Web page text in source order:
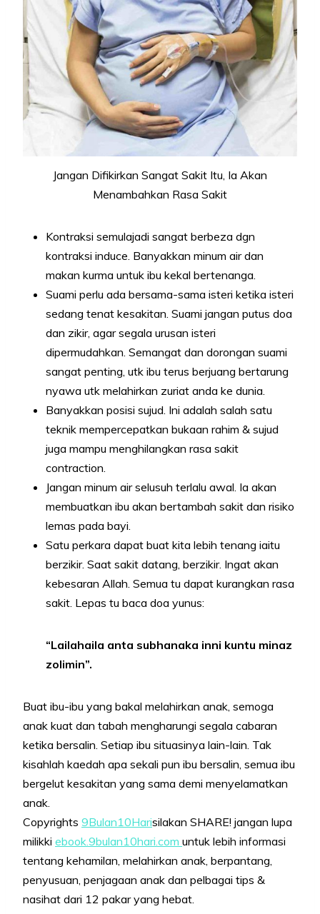
Jangan Difikirkan Sangat Sakit Itu, Ia Akan
Menambahkan Rasa Sakit
Kontraksi semulajadi sangat berbeza dgn
kontraksi induce. Banyakkan minum air dan
makan kurma untuk ibu kekal bertenanga.
Suami perlu ada bersama-sama isteri ketika isteri
sedang tenat kesakitan. Suami jangan putus doa
dan zikir, agar segala urusan isteri
dipermudahkan. Semangat dan dorongan suami
sangat penting, utk ibu terus berjuang bertarung
nyawa utk melahirkan zuriat anda ke dunia.
Banyakkan posisi sujud. Ini adalah salah satu
teknik mempercepatkan bukaan rahim & sujud
juga mampu menghilangkan rasa sakit
contraction.
Jangan minum air selusuh terlalu awal. Ia akan
membuatkan ibu akan bertambah sakit dan risiko
lemas pada bayi.
Satu perkara dapat buat kita lebih tenang iaitu
berzikir. Saat sakit datang, berzikir. Ingat akan
kebesaran Allah. Semua tu dapat kurangkan rasa
sakit. Lepas tu baca doa yunus:
“Lailahaila anta subhanaka inni kuntu minaz
zolimin”.
Buat ibu-ibu yang bakal melahirkan anak, semoga
anak kuat dan tabah mengharungi segala cabaran
ketika bersalin. Setiap ibu situasinya lain-lain. Tak
kisahlah kaedah apa sekali pun ibu bersalin, semua ibu
bergelut kesakitan yang sama demi menyelamatkan
anak.
Copyrights 9Bulan10Harisilakan SHARE! jangan lupa
milikki ebook.9bulan10hari.com untuk lebih informasi
tentang kehamilan, melahirkan anak, berpantang,
penyusuan, penjagaan anak dan pelbagai tips &
nasihat dari 12 pakar yang hebat.